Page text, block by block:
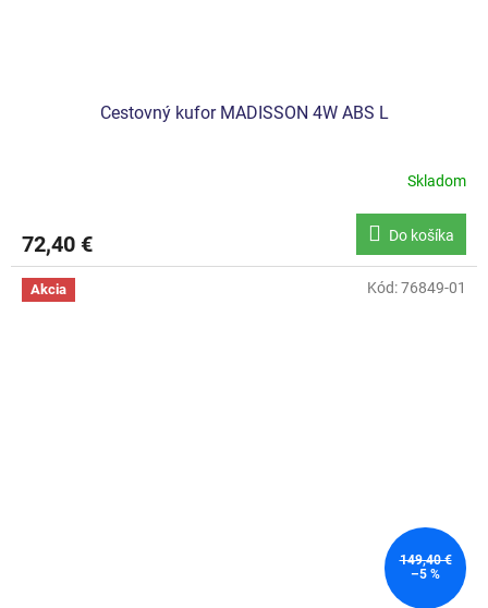
Cestovný kufor MADISSON 4W ABS L
Skladom
72,40 € Do košíka
Akcia
149,40 €
–5 %
Kód:76849-01